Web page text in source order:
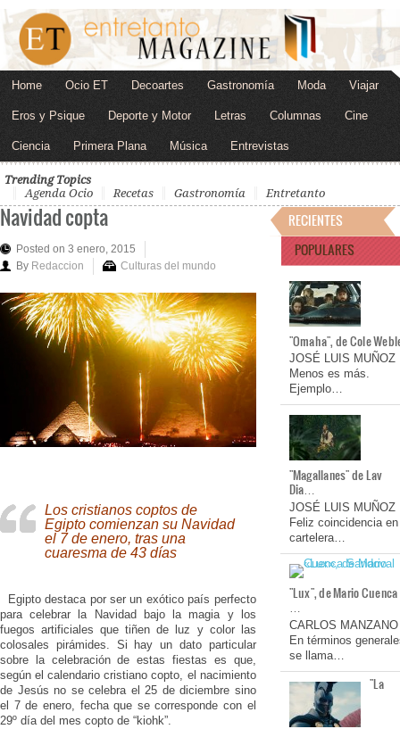
Home Ocio ET Decoartes Gastronomía Moda Viajar
Eros y Psique Deporte y Motor Letras Columnas Cine
Ciencia Primera Plana Música Entrevistas
Trending Topics
Agenda Ocio
Recetas Gastronomía Entretanto
Navidad copta
Posted on 3 enero, 2015
By Redaccion Culturas del mundo
Los cristianos coptos de
Egipto comienzan su Navidad
el 7 de enero, tras una
cuaresma de 43 días
Egipto destaca por ser un exótico país perfecto
para celebrar la Navidad bajo la magia y los
fuegos artificiales que tiñen de luz y color las
colosales pirámides. Si hay un dato particular
sobre la celebración de estas fiestas es que,
según el calendario cristiano copto, el nacimiento
de Jesús no se celebra el 25 de diciembre sino
el 7 de enero, fecha que se corresponde con el
29º día del mes copto de “kiohk”.
RECIENTES
POPULARES
"Omaha", de Cole
JOSÉ LUIS MUÑOZ
Menos es más.
Ejemplo…
"Magallanes" de Lav
Dia…
JOSÉ LUIS MUÑOZ
Feliz coincidencia en
cartelera…
"Lux", de Mario Cuenca
…
CARLOS MANZANO
En términos
se llama…
"La